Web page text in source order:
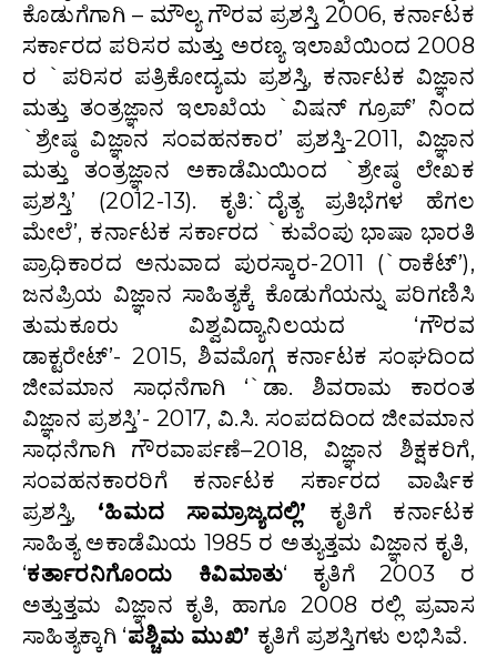
ಕೊಡುಗೆಗಾಗಿ – ಮೌಲ್ಯ ಗೌರವ ಪ್ರಶಸ್ತಿ 2006, ಕರ್ನಾಟಕ
ಸರ್ಕಾರದ ಪರಿಸರ ಮತ್ತು ಅರಣ್ಯ ಇಲಾಖೆಯಿಂದ 2008
ರ `ಪರಿಸರ ಪತ್ರಿಕೋದ್ಯಮ ಪ್ರಶಸ್ತಿ, ಕರ್ನಾಟಕ ವಿಜ್ಞಾನ
ಮತ್ತು ತಂತ್ರಜ್ಞಾನ ಇಲಾಖೆಯ `ವಿಷನ್ ಗ್ರೂಪ್’ ನಿಂದ
`ಶ್ರೇಷ್ಠ ವಿಜ್ಞಾನ ಸಂವಹನಕಾರ’ ಪ್ರಶಸ್ತಿ-2011, ವಿಜ್ಞಾನ
ಮತ್ತು ತಂತ್ರಜ್ಞಾನ ಅಕಾಡೆಮಿಯಿಂದ `ಶ್ರೇಷ್ಠ ಲೇಖಕ
ಪ್ರಶಸ್ತಿ’ (2012-13). ಕೃತಿ:`ದೈತ್ಯ ಪ್ರತಿಭೆಗಳ ಹೆಗಲ
ಮೇಲೆ’, ಕರ್ನಾಟಕ ಸರ್ಕಾರದ `ಕುವೆಂಪು ಭಾಷಾ ಭಾರತಿ
ಪ್ರಾಧಿಕಾರದ ಅನುವಾದ ಪುರಸ್ಕಾರ-2011 (`ರಾಕೆಟ್’),
ಜನಪ್ರಿಯ ವಿಜ್ಞಾನ ಸಾಹಿತ್ಯಕ್ಕೆ ಕೊಡುಗೆಯನ್ನು ಪರಿಗಣಿಸಿ
ತುಮಕೂರು ವಿಶ್ವವಿದ್ಯಾನಿಲಯದ ‘ಗೌರವ
ಡಾಕ್ಟರೇಟ್’- 2015, ಶಿವಮೊಗ್ಗ ಕರ್ನಾಟಕ ಸಂಘದಿಂದ
ಜೀವಮಾನ ಸಾಧನೆಗಾಗಿ ‘`ಡಾ. ಶಿವರಾಮ ಕಾರಂತ
ವಿಜ್ಞಾನ ಪ್ರಶಸ್ತಿ’- 2017, ವಿ.ಸಿ. ಸಂಪದದಿಂದ ಜೀವಮಾನ
ಸಾಧನೆಗಾಗಿ ಗೌರವಾರ್ಪಣೆ–2018, ವಿಜ್ಞಾನ ಶಿಕ್ಷಕರಿಗೆ,
ಸಂವಹನಕಾರರಿಗೆ ಕರ್ನಾಟಕ ಸರ್ಕಾರದ ವಾರ್ಷಿಕ
ಪ್ರಶಸ್ತಿ, ‘ಹಿಮದ ಸಾಮ್ರಾಜ್ಯದಲ್ಲಿ’ ಕೃತಿಗೆ ಕರ್ನಾಟಕ
ಸಾಹಿತ್ಯ ಅಕಾಡೆಮಿಯ 1985 ರ ಅತ್ಯುತ್ತಮ ವಿಜ್ಞಾನ ಕೃತಿ,
‘ಕರ್ತಾರನಿಗೊಂದು ಕಿವಿಮಾತು‘ ಕೃತಿಗೆ 2003 ರ
ಅತ್ತುತ್ತಮ ವಿಜ್ಞಾನ ಕೃತಿ, ಹಾಗೂ 2008 ರಲ್ಲಿ ಪ್ರವಾಸ
ಸಾಹಿತ್ಯಕ್ಕಾಗಿ ‘ಪಶ್ಚಿಮ ಮುಖಿ’ ಕೃತಿಗೆ ಪ್ರಶಸ್ತಿಗಳು ಲಭಿಸಿವೆ.